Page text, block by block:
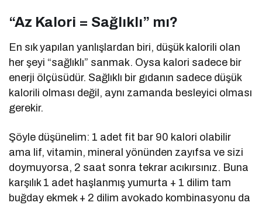
“Az Kalori = Sağlıklı” mı?
En sık yapılan yanlışlardan biri, düşük kalorili olan
her şeyi “sağlıklı” sanmak. Oysa kalori sadece bir
enerji ölçüsüdür. Sağlıklı bir gıdanın sadece düşük
kalorili olması değil, aynı zamanda besleyici olması
gerekir.
Şöyle düşünelim: 1 adet fit bar 90 kalori olabilir
ama lif, vitamin, mineral yönünden zayıfsa ve sizi
doymuyorsa, 2 saat sonra tekrar acıkırsınız. Buna
karşılık 1 adet haşlanmış yumurta + 1 dilim tam
buğday ekmek + 2 dilim avokado kombinasyonu da